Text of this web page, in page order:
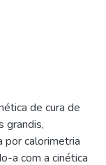
de cura de
grandis,
por calorimetria
a com a cinética